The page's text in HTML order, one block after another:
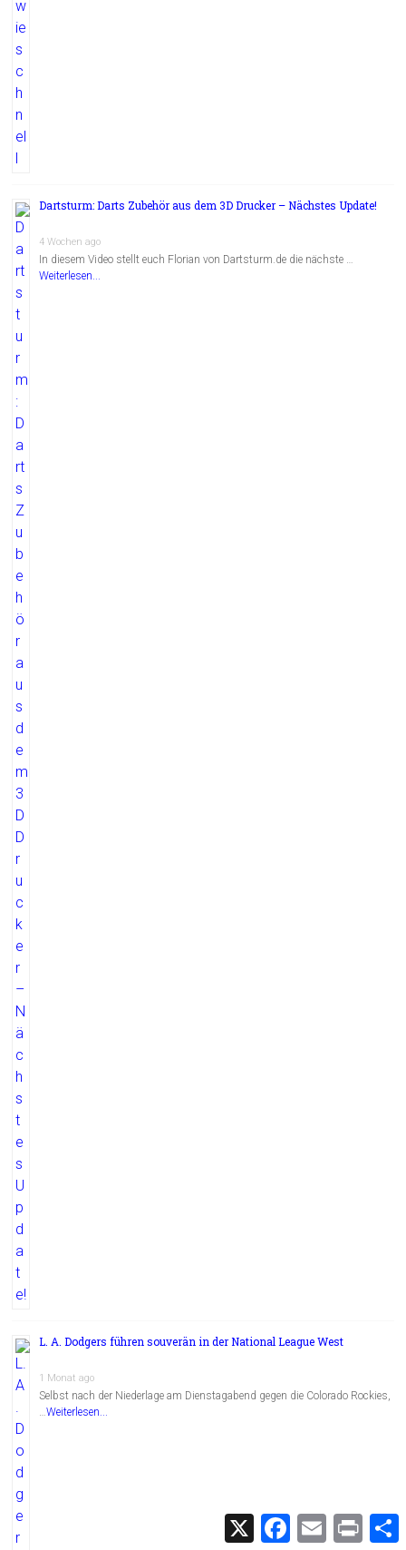
Dartsturm: Darts Zubehör aus dem 3D Drucker – Nächstes Update!
4 Wochen ago
In diesem Video stellt euch Florian von Dartsturm.de die nächste …
Weiterlesen...
L. A. Dodgers führen souverän in der National League West
1 Monat ago
Selbst nach der Niederlage am Dienstagabend gegen die Colorado Rockies,
…Weiterlesen...
X
F
E
m
P